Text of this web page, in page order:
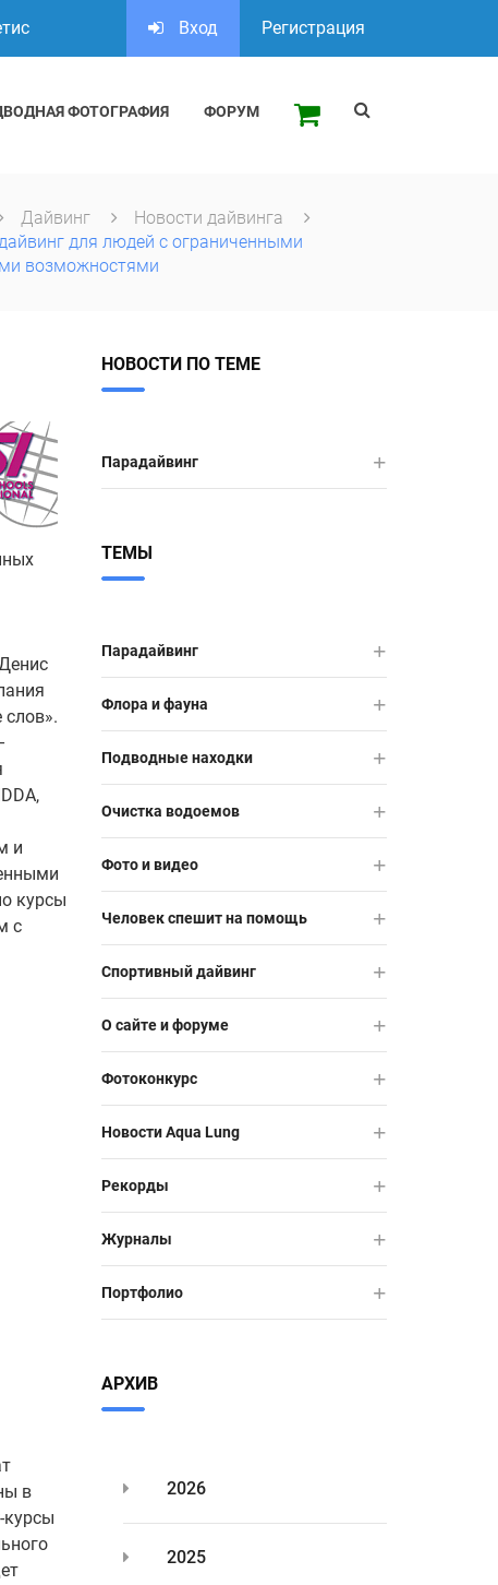
Вход Регистрация
ФОТОГРАФИЯ ФОРУМ
Дайвинг
Новости дайвинга
дайвинг для людей с ограниченными
возможностями
и
курсы
с
в
курсы
НОВОСТИ ПО ТЕМЕ
Парадайвинг
ТЕМЫ
Парадайвинг
Флора и фауна
Подводные находки
Очистка водоемов
Фото и видео
Человек спешит на помощь
Спортивный дайвинг
О сайте и форуме
Фотоконкурс
Новости Aqua Lung
Рекорды
Журналы
Портфолио
АРХИВ
2026
2025